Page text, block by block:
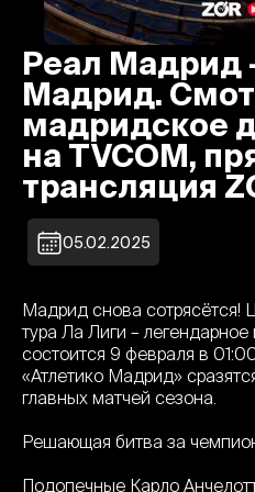
Реал Мадрид
Мадрид.
мадридское
на TVCOM,
трансляция
05.02.2025
Мадрид снова сотрясётся!
тура Ла Лиги –
состоится 9 февраля в
«Атлетико Мадрид»
главных матчей сезона.
Решающая битва за
Подопечные Карло